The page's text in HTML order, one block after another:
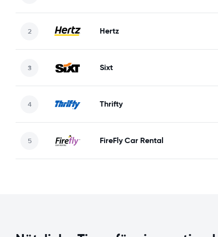
Hertz
Sixt
Thrifty
FireFly Car Rental